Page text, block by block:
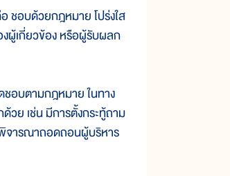
ชอบด้วยกฎหมาย โปร่งใส
ผู้เกี่ยวข้อง หรือผู้รับผลก
อบตามกฎหมาย ในทาง
วย เช่น มีการตั้งกระทู้ถาม
พิจารณาถอดถอนผู้บริหาร